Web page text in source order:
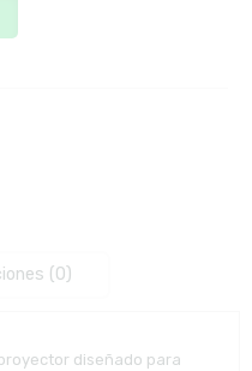
(0)
diseñado para